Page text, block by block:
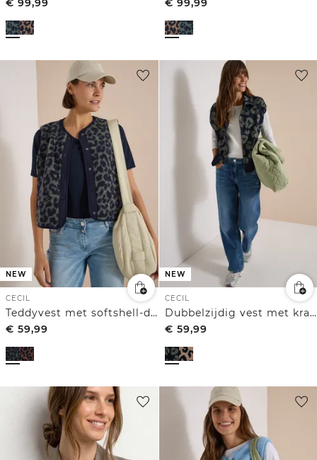
€ 99,99
€ 99,99
NEW
CECIL
Teddyvest met softshell-details en luipaardprint
€ 59,99
NEW
CECIL
Dubbelzijdig vest met kraag en ritssluiting
€ 59,99